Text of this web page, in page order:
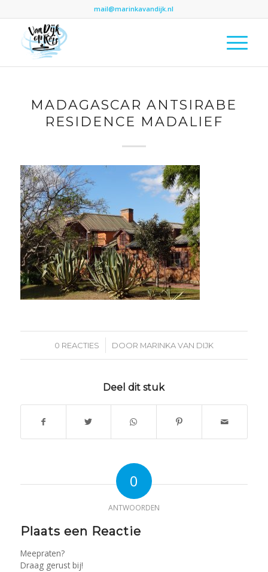
mail@marinkavandijk.nl
MADAGASCAR ANTSIRABE
RESIDENCE MADALIEF
0 REACTIES
/ DOOR MARINKA VAN DIJK
Deel dit stuk
0
ANTWOORDEN
Plaats een Reactie
Meepraten?
Draag gerust bij!